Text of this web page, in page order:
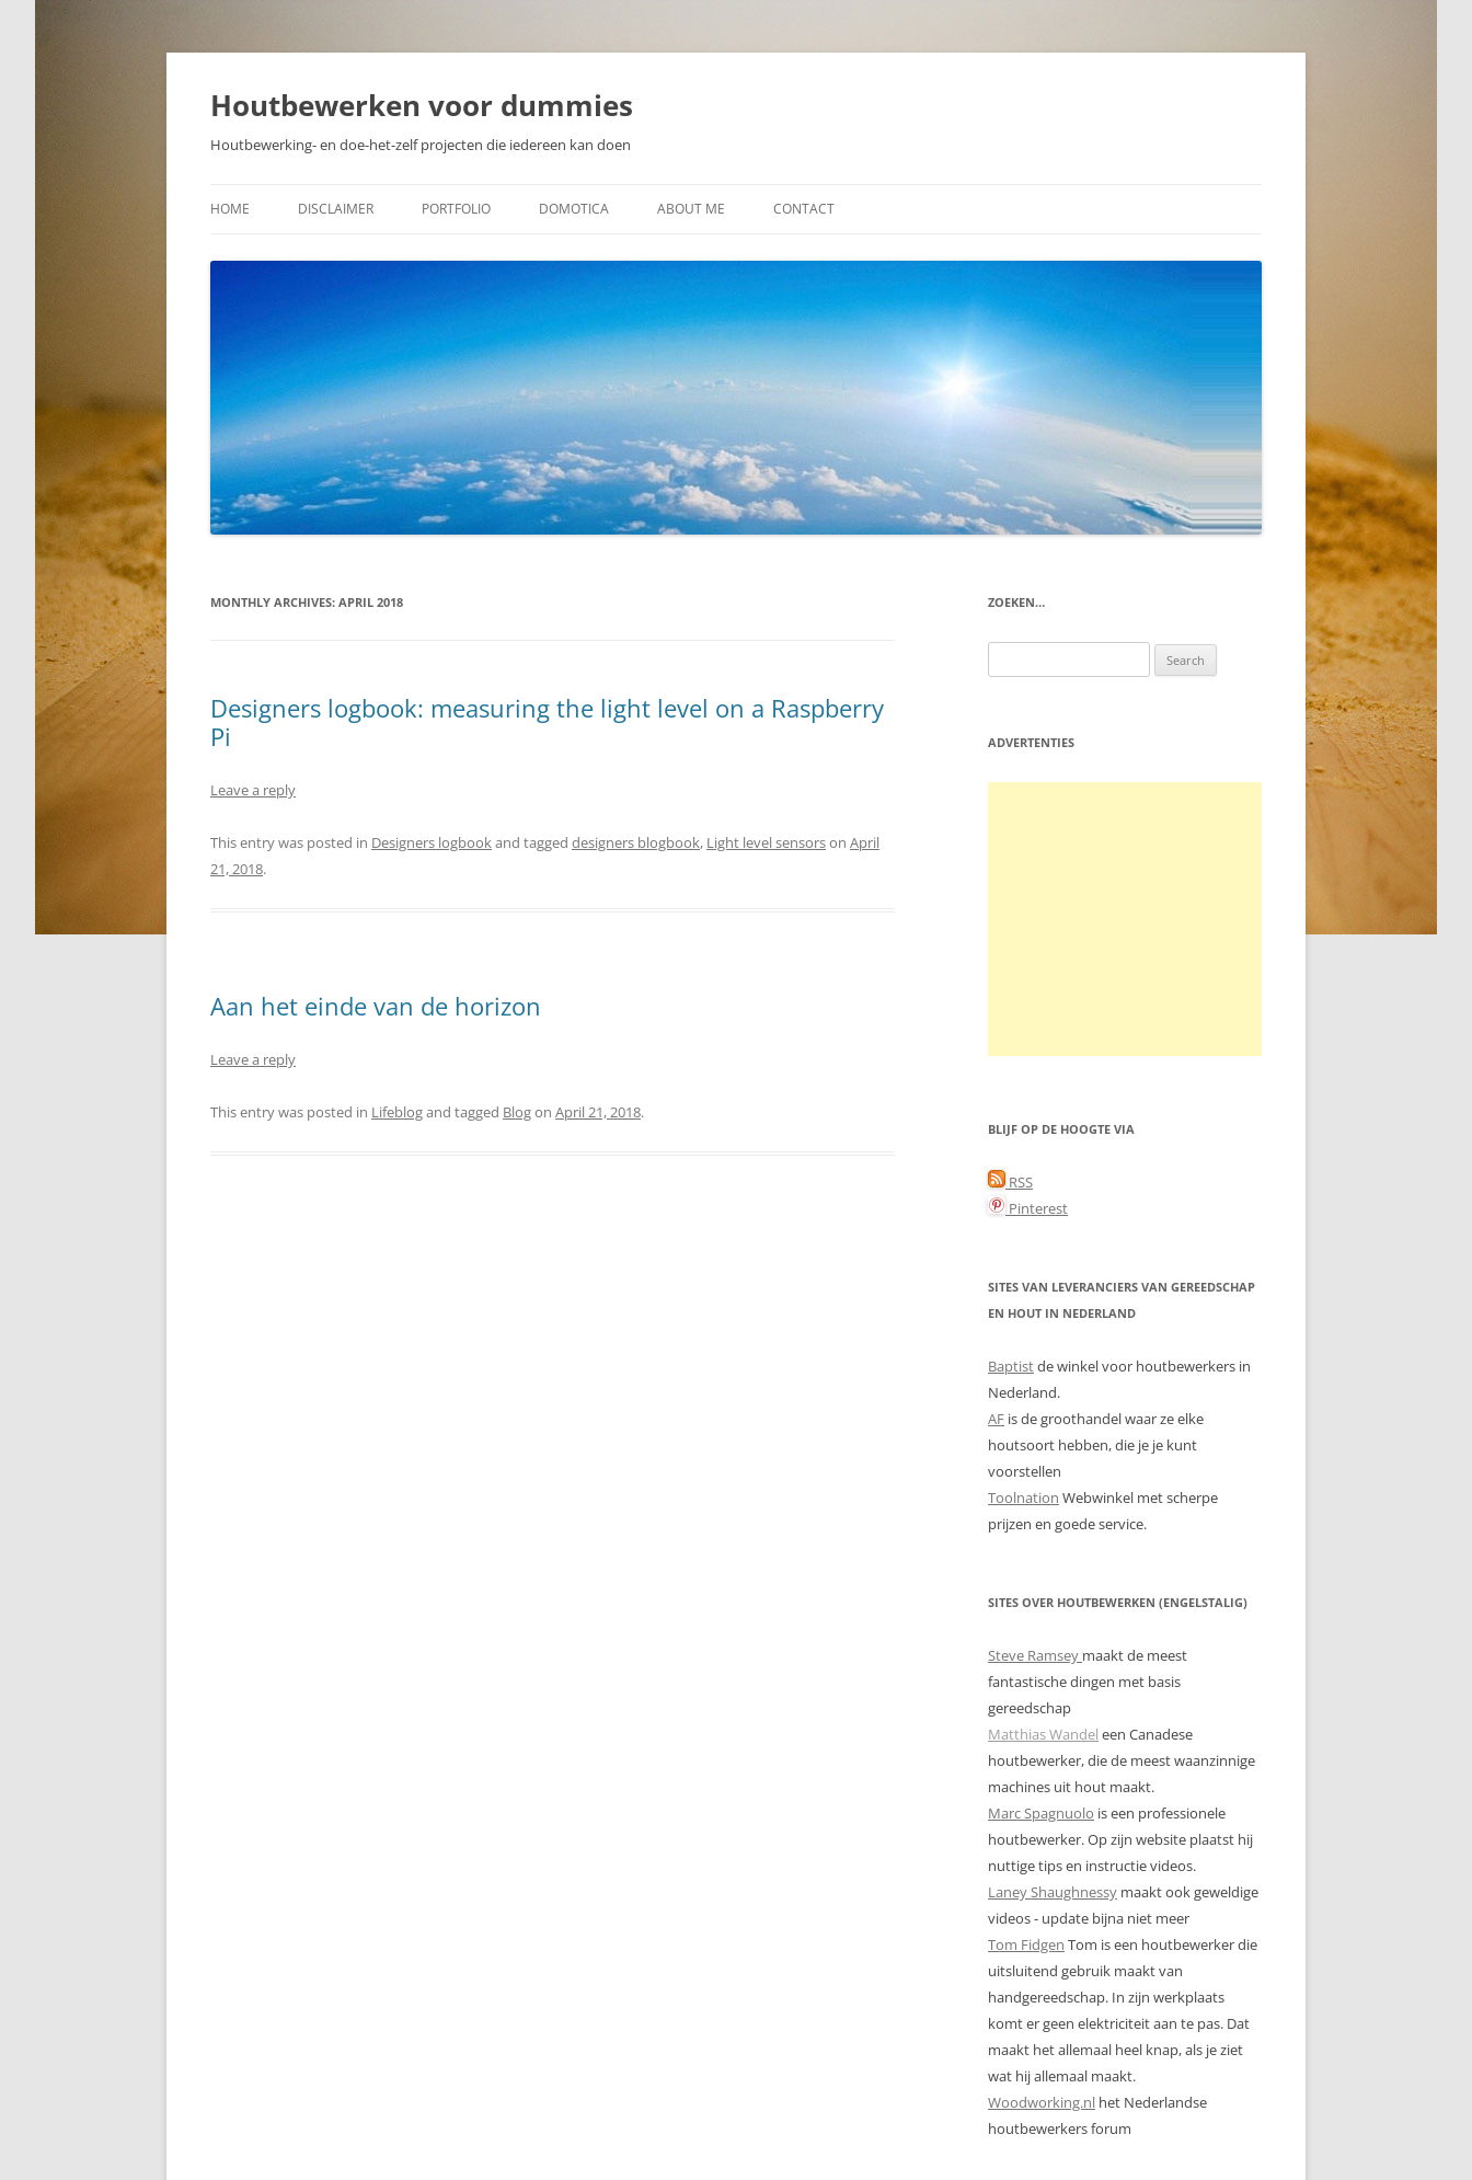
Skip
Houtbewerken voor dummies
Houtbewerking- en doe-het-zelf projecten die iedereen kan doen
HOME DISCLAIMER PORTFOLIO DOMOTICA
ZELF DOMOTICA SENSOREN EN
ACTUATOREN MAKEN
WAT IS EEN MICROCONTROLLER
DISPLAYS VOOR DOMOTICA
PROJECTEN
ABOUT ME CONTACT
MONTHLY ARCHIVES: APRIL 2018
Designers logbook: measuring the light level on a Raspberry
Pi
Leave a reply
This entry was posted in Designers logbookand tagged designers blogbook, Light level sensorson April
21, 2018.
Aan het einde van de horizon
Leave a reply
This entry was posted in Lifeblogand tagged Blogon April 21, 2018.
ZOEKEN…
for:
ADVERTENTIES
BLIJF OP DE HOOGTE VIA
RSS
Pinterest
SITES VAN LEVERANCIERS VAN GEREEDSCHAP
EN HOUT IN NEDERLAND
Baptistde winkel voor houtbewerkers in
Nederland.
AF is de groothandel waar ze elke
houtsoort hebben, die je je kunt
voorstellen
Toolnation Webwinkel met scherpe
prijzen en goede service.
SITES OVER HOUTBEWERKEN (ENGELSTALIG)
Steve Ramsey maakt de meest
fantastische dingen met basis
gereedschap
Matthias Wandel een Canadese
houtbewerker, die de meest waanzinnige
machines uit hout maakt.
Marc Spagnuolo is een professionele
houtbewerker. Op zijn website plaatst hij
nuttige tips en instructie videos.
Laney Shaughnessy maakt ook geweldige
videos - update bijna niet meer
Tom Fidgen Tom is een houtbewerker die
uitsluitend gebruik maakt van
handgereedschap. In zijn werkplaats
komt er geen elektriciteit aan te pas. Dat
maakt het allemaal heel knap, als je ziet
wat hij allemaal maakt.
Woodworking.nl het Nederlandse
houtbewerkers forum